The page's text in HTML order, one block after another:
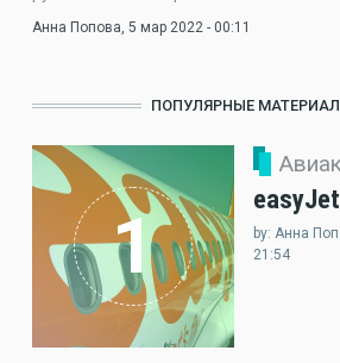
Анна Попова, 5 мар 2022 - 00:11
ПОПУЛЯРНЫЕ
1
easyJet
by: Анна
21:54